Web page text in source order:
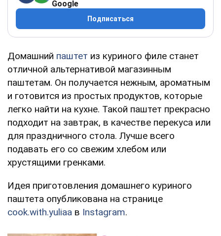
Google
Подписаться
Домашний паштет из куриного филе станет
отличной альтернативой магазинным
паштетам. Он получается нежным, ароматным
и готовится из простых продуктов, которые
легко найти на кухне. Такой паштет прекрасно
подходит на завтрак, в качестве перекуса или
для праздничного стола. Лучше всего
подавать его со свежим хлебом или
хрустящими гренками.
Идея приготовления домашнего куриного
паштета опубликована на странице
cook.with.yuliaa в Instagram.